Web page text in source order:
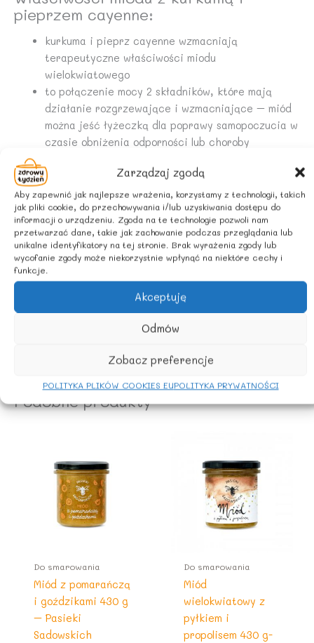
Zarządzaj zgodą
Aby zapewnić jak najlepsze wrażenia, korzystamy z technologii, takich
jak pliki cookie, do przechowywania i/lub uzyskiwania dostępu do
informacji o urządzeniu. Zgoda na te technologie pozwoli nam
przetwarzać dane, takie jak zachowanie podczas przeglądania lub
unikalne identyfikatory na tej stronie. Brak wyrażenia zgody lub
wycofanie zgody może niekorzystnie wpłynąć na niektóre cechy i
funkcje.
Akceptuję
Odmów
Zobacz preferencje
POLITYKA PLIKÓW COOKIES EUPOLITYKA PRYWATNOŚCI
pieprzem cayenne:
kurkuma i pieprz cayenne wzmacniają
terapeutyczne właściwości miodu
wielokwiatowego
to połączenie mocy 2 składników, które mają
działanie rozgrzewające i wzmacniające – miód
można jeść łyżeczką dla poprawy samopoczucia w
czasie obniżenia odporności lub choroby
leczeniu infekcji wirusowych
pieprz cayenne, dzięki swym rozgrzewającym
właściwościom ma wpływ na poprawę pracy
układu krążenia
zarówno kurkuma, jak i pieprz cayenne
przyspieszają trawienie i przemianę materii –
mogą być więc z powodzeniem stosowane przy
wspomaganiu pracy układu pokarmowego.
Składniki: miód wielokwiatowy nektarowy 96%, kurkuma
Podobne produkty
Do smarowania
Miód z pomarańczą
i goździkami 430 g
– Pasieki
Sadowskich
Do smarowania
Miód
wielokwiatowy z
pyłkiem i
propolisem 430 g-